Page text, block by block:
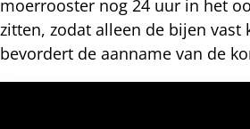
moerrooster nog 24 uur in het
zitten, zodat alleen de bijen vast
bevordert de aanname van de